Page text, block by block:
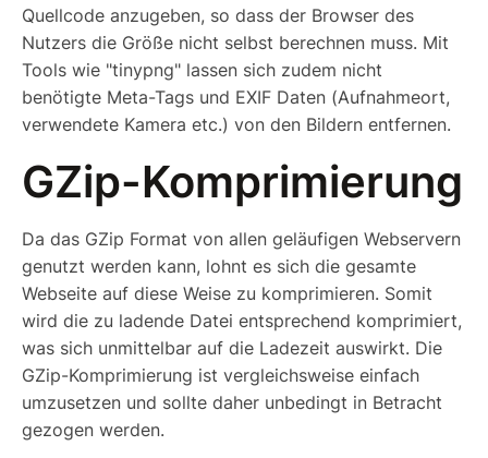
Quellcode anzugeben, so dass der Browser des
Nutzers die Größe nicht selbst berechnen muss. Mit
Tools wie "tinypng" lassen sich zudem nicht
benötigte Meta-Tags und EXIF Daten (Aufnahmeort,
verwendete Kamera etc.) von den Bildern entfernen.
GZip-Komprimierung
Da das GZip Format von allen geläufigen Webservern
genutzt werden kann, lohnt es sich die gesamte
Webseite auf diese Weise zu komprimieren. Somit
wird die zu ladende Datei entsprechend komprimiert,
was sich unmittelbar auf die Ladezeit auswirkt. Die
GZip-Komprimierung ist vergleichsweise einfach
umzusetzen und sollte daher unbedingt in Betracht
gezogen werden.